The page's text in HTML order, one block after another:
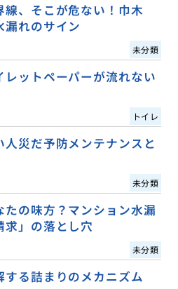
線、そこが危ない！巾木
漏れのサイン
未分類
ットペーパーが流れない
トイレ
災だ予防メンテナンスと
未分類
たの味方？マンション水漏
求」の落とし穴
未分類
する詰まりのメカニズム